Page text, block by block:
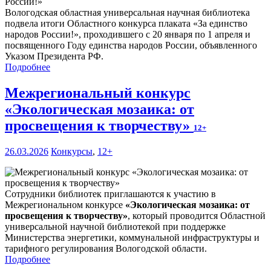
Вологодская областная универсальная научная библиотека
подвела итоги Областного конкурса плаката «За единство
народов России!», проходившего с 20 января по 1 апреля и
посвященного Году единства народов России, объявленного
Указом Президента РФ.
Подробнее
Межрегиональный конкурс
«Экологическая мозаика: от
просвещения к творчеству» 12+
26.03.2026 Конкурсы, 12+
Сотрудники библиотек приглашаются к участию в
Межрегиональном конкурсе «Экологическая мозаика: от
просвещения к творчеству», который проводится Областной
универсальной научной библиотекой при поддержке
Министерства энергетики, коммунальной инфраструктуры и
тарифного регулирования Вологодской области.
Подробнее